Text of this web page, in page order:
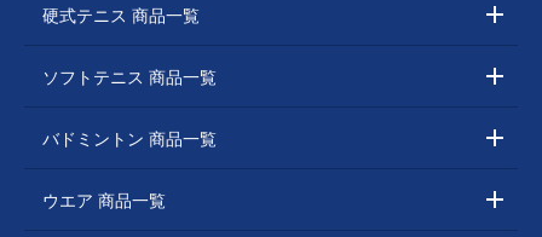
硬式テニス 商品一覧
ソフトテニス 商品一覧
バドミントン 商品一覧
ウエア 商品一覧